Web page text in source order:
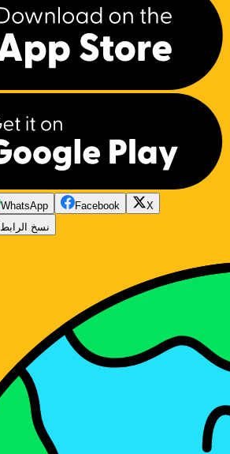
WhatsApp Facebook
X
نسخ الرابط